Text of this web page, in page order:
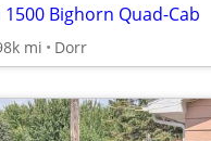
1500 Bighorn Quad-Cab
mi Dorr